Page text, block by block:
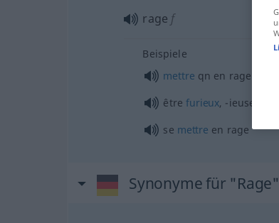
rage f
Beispiele
mettre qn en rage
êtrefurieux, -ieuse
se mettre en rage
Synonyme für "Rage"